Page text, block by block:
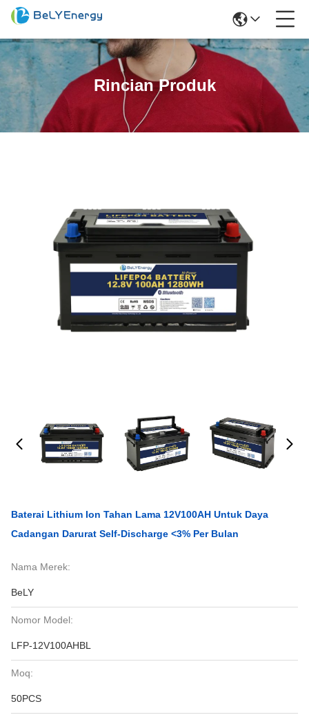
Rincian Produk
Baterai Lithium Ion Tahan Lama 12V100AH Untuk Daya
Cadangan Darurat Self-Discharge <3% Per Bulan
Nama Merek:
BeLY
Nomor Model:
LFP-12V100AHBL
Moq:
50PCS